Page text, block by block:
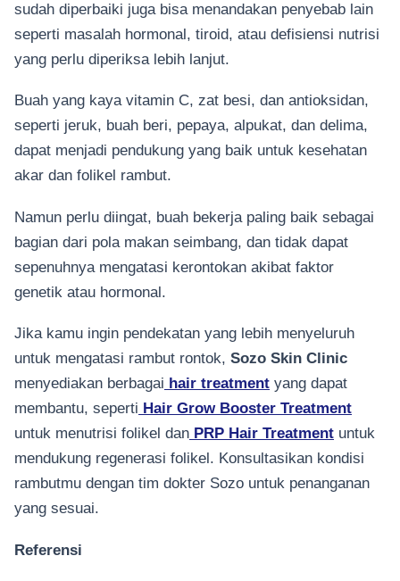
sudah diperbaiki juga bisa menandakan penyebab lain
seperti masalah hormonal, tiroid, atau defisiensi nutrisi
yang perlu diperiksa lebih lanjut.
Buah yang kaya vitamin C, zat besi, dan antioksidan,
seperti jeruk, buah beri, pepaya, alpukat, dan delima,
dapat menjadi pendukung yang baik untuk kesehatan
akar dan folikel rambut.
Namun perlu diingat, buah bekerja paling baik sebagai
bagian dari pola makan seimbang, dan tidak dapat
sepenuhnya mengatasi kerontokan akibat faktor
genetik atau hormonal.
Jika kamu ingin pendekatan yang lebih menyeluruh
untuk mengatasi rambut rontok, Sozo Skin Clinic
menyediakan berbagai hair treatment yang dapat
membantu, seperti Hair Grow Booster Treatment
untuk menutrisi folikel dan PRP Hair Treatment untuk
mendukung regenerasi folikel. Konsultasikan kondisi
rambutmu dengan tim dokter Sozo untuk penanganan
yang sesuai.
Referensi